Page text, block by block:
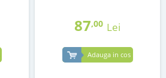
87,00 Lei
Adauga in cos